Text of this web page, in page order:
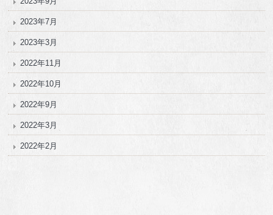
2023年7月
2023年3月
2022年11月
2022年10月
2022年9月
2022年3月
2022年2月